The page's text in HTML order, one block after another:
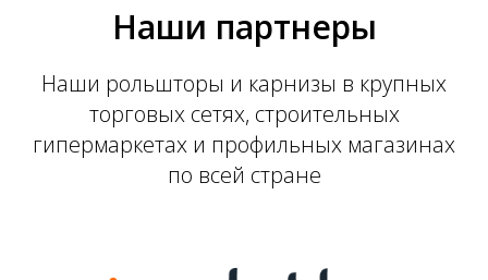
Наши партнеры
Наши рольшторы и карнизы в крупных
торговых сетях, строительных
гипермаркетах и профильных магазинах
по всей стране